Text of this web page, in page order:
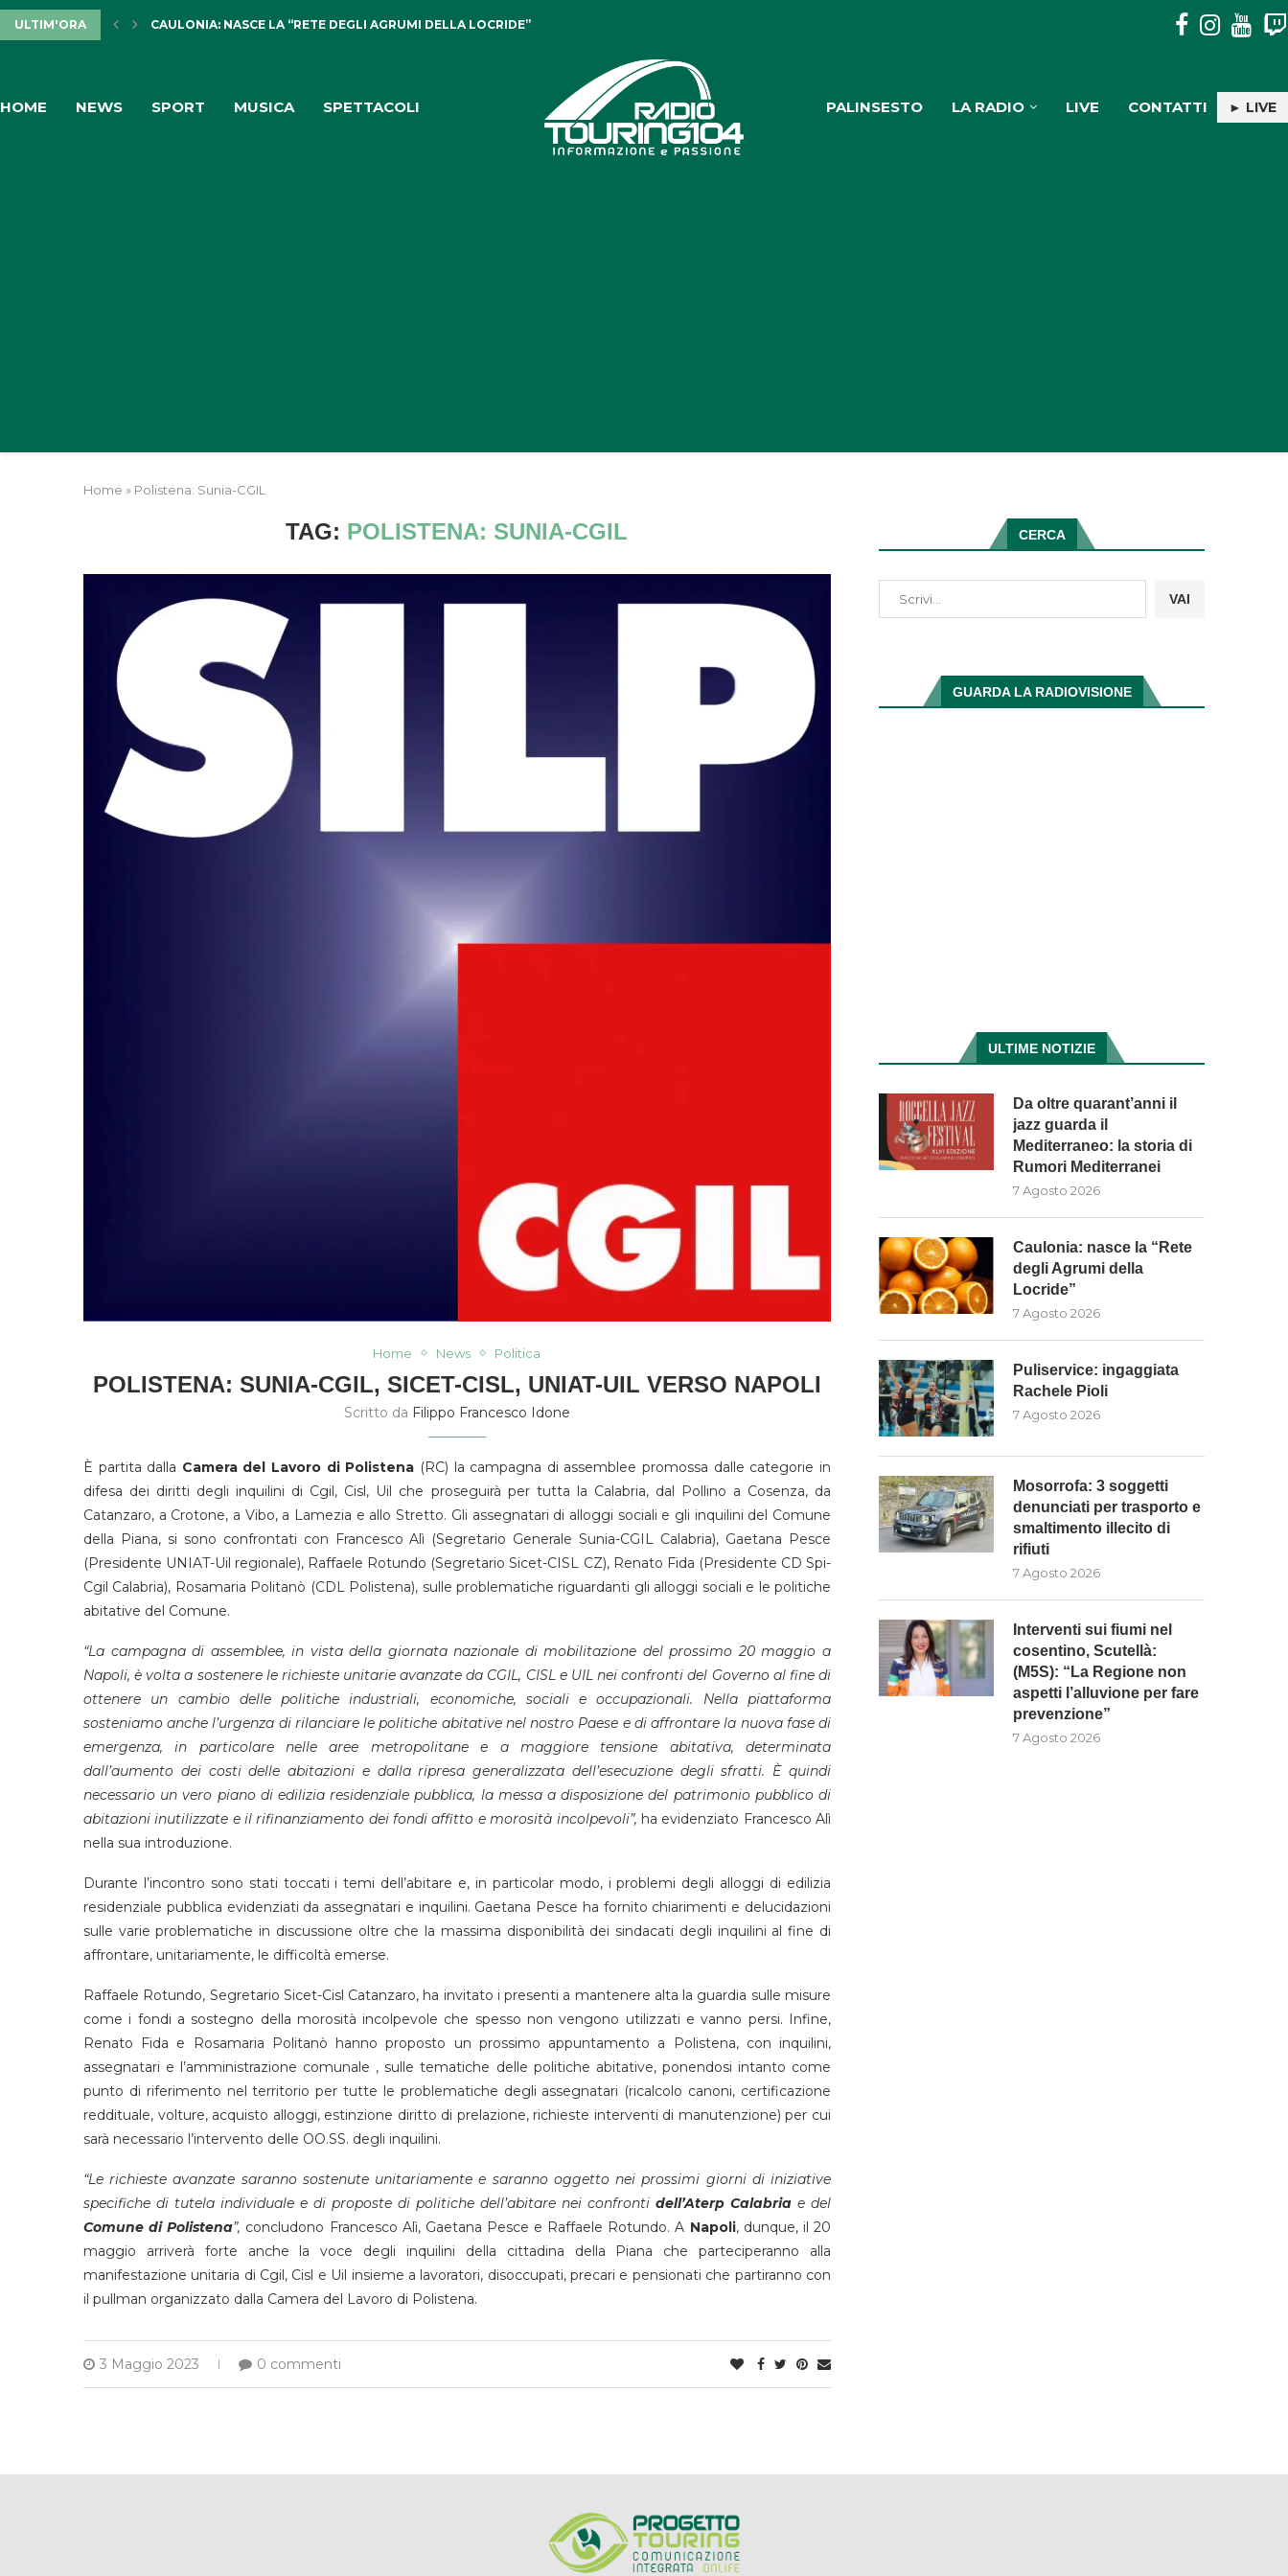
ULTIM'ORA CAULONIA: NASCE LA “RETE DEGLI AGRUMI DELLA LOCRIDE” PULISERVICE: INGAGGIATA RACHELE PIOLI
HOME NEWS SPORT MUSICA SPETTACOLI PALINSESTO LA RADIO LIVE CONTATTI ► LIVE
Home » Polistena: Sunia-CGIL
TAG: POLISTENA: SUNIA-CGIL
Home News Politica
POLISTENA: SUNIA-CGIL, SICET-CISL, UNIAT-UIL VERSO NAPOLI
Scritto da Filippo Francesco Idone
È partita dalla Camera del Lavoro di Polistena (RC) la campagna di assemblee promossa dalle categorie in
difesa dei diritti degli inquilini di Cgil, Cisl, Uil che proseguirà per tutta la Calabria, dal Pollino a Cosenza, da
Catanzaro, a Crotone, a Vibo, a Lamezia e allo Stretto. Gli assegnatari di alloggi sociali e gli inquilini del Comune
della Piana, si sono confrontati con Francesco Alì (Segretario Generale Sunia-CGIL Calabria), Gaetana Pesce
(Presidente UNIAT-Uil regionale), Raffaele Rotundo (Segretario Sicet-CISL CZ), Renato Fida (Presidente CD Spi-
Cgil Calabria), Rosamaria Politanò (CDL Polistena), sulle problematiche riguardanti gli alloggi sociali e le politiche
abitative del Comune.
“La campagna di assemblee, in vista della giornata nazionale di mobilitazione del prossimo 20 maggio a
Napoli, è volta a sostenere le richieste unitarie avanzate da CGIL, CISL e UIL nei confronti del Governo al fine di
ottenere un cambio delle politiche industriali, economiche, sociali e occupazionali. Nella piattaforma
sosteniamo anche l’urgenza di rilanciare le politiche abitative nel nostro Paese e di affrontare la nuova fase di
emergenza, in particolare nelle aree metropolitane e a maggiore tensione abitativa, determinata
dall’aumento dei costi delle abitazioni e dalla ripresa generalizzata dell’esecuzione degli sfratti. È quindi
necessario un vero piano di edilizia residenziale pubblica, la messa a disposizione del patrimonio pubblico di
abitazioni inutilizzate e il rifinanziamento dei fondi affitto e morosità incolpevoli”, ha evidenziato Francesco Alì
nella sua introduzione.
Durante l’incontro sono stati toccati i temi dell’abitare e, in particolar modo, i problemi degli alloggi di edilizia
residenziale pubblica evidenziati da assegnatari e inquilini. Gaetana Pesce ha fornito chiarimenti e delucidazioni
sulle varie problematiche in discussione oltre che la massima disponibilità dei sindacati degli inquilini al fine di
affrontare, unitariamente, le difficoltà emerse.
Raffaele Rotundo, Segretario Sicet-Cisl Catanzaro, ha invitato i presenti a mantenere alta la guardia sulle misure
come i fondi a sostegno della morosità incolpevole che spesso non vengono utilizzati e vanno persi. Infine,
Renato Fida e Rosamaria Politanò hanno proposto un prossimo appuntamento a Polistena, con inquilini,
assegnatari e l’amministrazione comunale , sulle tematiche delle politiche abitative, ponendosi intanto come
punto di riferimento nel territorio per tutte le problematiche degli assegnatari (ricalcolo canoni, certificazione
reddituale, volture, acquisto alloggi, estinzione diritto di prelazione, richieste interventi di manutenzione) per cui
sarà necessario l’intervento delle OO.SS. degli inquilini.
“Le richieste avanzate saranno sostenute unitariamente e saranno oggetto nei prossimi giorni di iniziative
specifiche di tutela individuale e di proposte di politiche dell’abitare nei confronti dell’Aterp Calabria e del
Comune di Polistena”, concludono Francesco Alì, Gaetana Pesce e Raffaele Rotundo. A Napoli, dunque, il 20
maggio arriverà forte anche la voce degli inquilini della cittadina della Piana che parteciperanno alla
manifestazione unitaria di Cgil, Cisl e Uil insieme a lavoratori, disoccupati, precari e pensionati che partiranno con
il pullman organizzato dalla Camera del Lavoro di Polistena.
3 Maggio 2023 0 commenti
CERCA
VAI
GUARDA LA RADIOVISIONE
ULTIME NOTIZIE
Da oltre quarant’anni il
jazz guarda il
Mediterraneo: la storia di
Rumori Mediterranei
7 Agosto 2026
Caulonia: nasce la “Rete
degli Agrumi della
Locride”
7 Agosto 2026
Puliservice: ingaggiata
Rachele Pioli
7 Agosto 2026
Mosorrofa: 3 soggetti
denunciati per trasporto e
smaltimento illecito di
rifiuti
7 Agosto 2026
Interventi sui fiumi nel
cosentino, Scutellà:
(M5S): “La Regione non
aspetti l’alluvione per fare
prevenzione”
7 Agosto 2026